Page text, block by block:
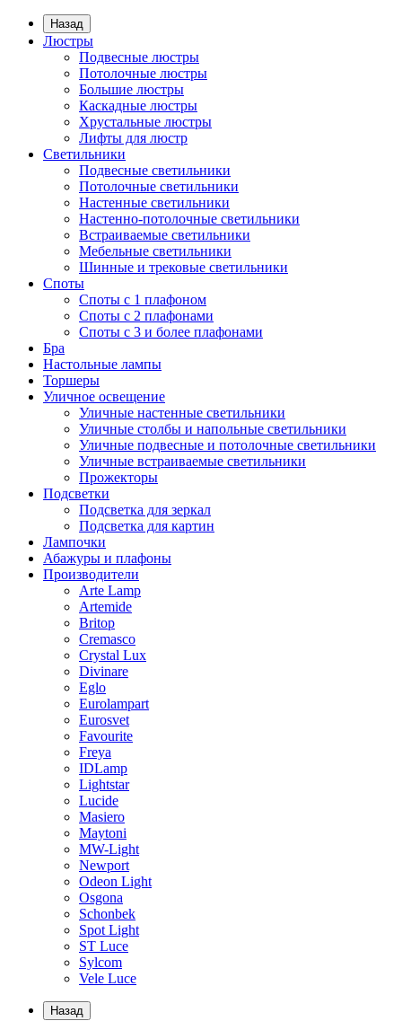
Назад
Люстры
Подвесные люстры
Потолочные люстры
Большие люстры
Каскадные люстры
Хрустальные люстры
Лифты для люстр
Светильники
Подвесные светильники
Потолочные светильники
Настенные светильники
Настенно-потолочные светильники
Встраиваемые светильники
Мебельные светильники
Шинные и трековые светильники
Споты
Споты с 1 плафоном
Споты с 2 плафонами
Споты с 3 и более плафонами
Бра
Настольные лампы
Торшеры
Уличное освещение
Уличные настенные светильники
Уличные столбы и напольные светильники
Уличные подвесные и потолочные светильники
Уличные встраиваемые светильники
Прожекторы
Подсветки
Подсветка для зеркал
Подсветка для картин
Лампочки
Абажуры и плафоны
Производители
Arte Lamp
Artemide
Britop
Cremasco
Crystal Lux
Divinare
Eglo
Eurolampart
Eurosvet
Favourite
Freya
IDLamp
Lightstar
Lucide
Masiero
Maytoni
MW-Light
Newport
Odeon Light
Osgona
Schonbek
Spot Light
ST Luce
Sylcom
Vele Luce
Назад